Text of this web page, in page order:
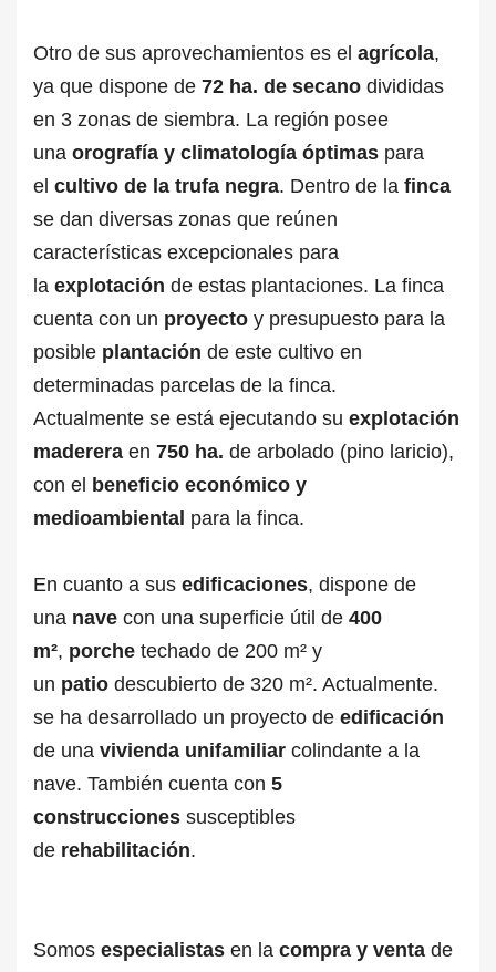
Otro de sus aprovechamientos es el agrícola,
ya que dispone de 72 ha. de secano divididas
en 3 zonas de siembra. La región posee
una orografía y climatología óptimas para
el cultivo de la trufa negra. Dentro de la finca
se dan diversas zonas que reúnen
características excepcionales para
la explotación de estas plantaciones. La finca
cuenta con un proyecto y presupuesto para la
posible plantación de este cultivo en
determinadas parcelas de la finca.
Actualmente se está ejecutando su explotación
maderera en 750 ha. de arbolado (pino laricio),
con el beneficio económico y
medioambiental para la finca.
En cuanto a sus edificaciones, dispone de
una nave con una superficie útil de 400
m², porche techado de 200 m² y
un patio descubierto de 320 m². Actualmente.
se ha desarrollado un proyecto de edificación
de una vivienda unifamiliar colindante a la
nave. También cuenta con 5
construcciones susceptibles
de rehabilitación.
Somos especialistas en la compra y venta de